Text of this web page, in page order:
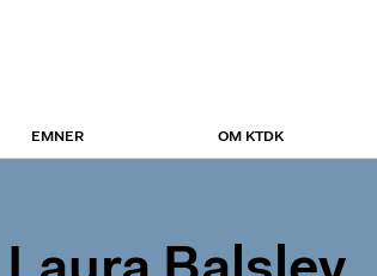
EMNER OM KTDK